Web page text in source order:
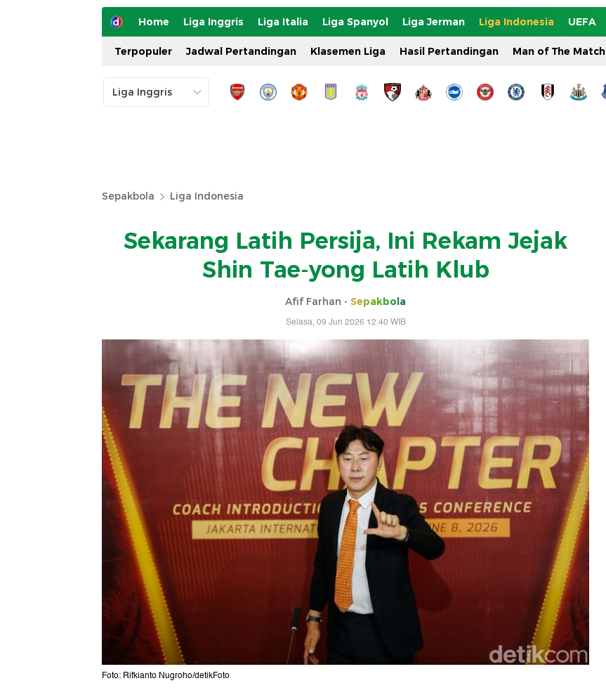
Home Liga Inggris Liga Italia Liga Spanyol Liga Jerman Liga Indonesia UEFA
Terpopuler Jadwal Pertandingan Klasemen Liga Hasil Pertandingan Man of The Match
Sepakbola Liga Indonesia
Sekarang Latih Persija, Ini Rekam Jejak
Shin Tae-yong Latih Klub
Afif Farhan - Sepakbola
Selasa, 09 Jun 2026 12:40 WIB
Foto: Rifkianto Nugroho/detikFoto